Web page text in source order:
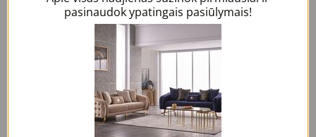
MADRID šoninis veidrodis
€
pasinaudok ypatingais pasiūlymais!